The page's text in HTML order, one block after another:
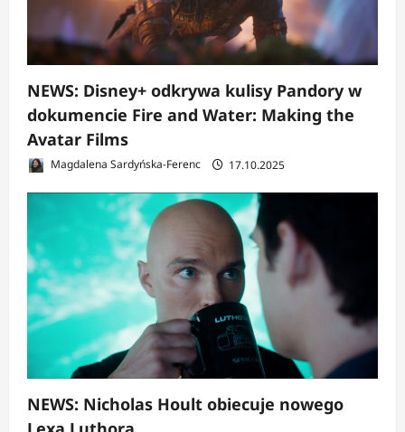
NEWS: Disney+ odkrywa kulisy Pandory w
dokumencie Fire and Water: Making the
Avatar Films
Magdalena Sardyńska-Ferenc 17.10.2025
NEWS: Nicholas Hoult obiecuje nowego